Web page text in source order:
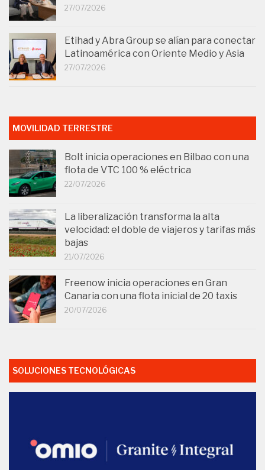
27/07/2026
Etihad y Abra Group se alían para conectar
Latinoamérica con Oriente Medio y Asia
27/07/2026
MOVILIDAD TERRESTRE
Bolt inicia operaciones en Bilbao con una
flota de VTC 100 % eléctrica
22/07/2026
La liberalización transforma la alta
velocidad: el doble de viajeros y tarifas más
bajas
21/07/2026
Freenow inicia operaciones en Gran
Canaria con una flota inicial de 20 taxis
20/07/2026
SOLUCIONES TECNOLÓGICAS